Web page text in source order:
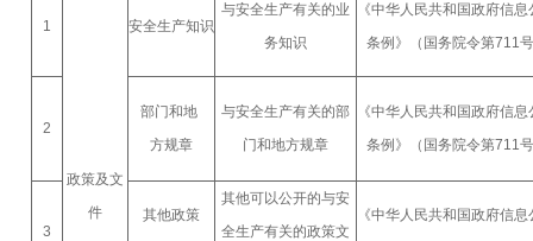
1
政策及文
件
安全生产知识
与安全生产有关的业
务知识
《中华人民共和国政府信息
条例》（国务院令第711
2
部门和地
方规章
与安全生产有关的部
门和地方规章
《中华人民共和国政府信息
条例》（国务院令第711
3
其他政策
其他可以公开的与安
全生产有关的政策文
《中华人民共和国政府信息